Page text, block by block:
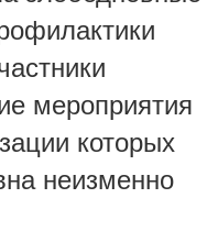
мероприятия
которых
неизменно